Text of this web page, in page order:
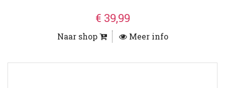
€ 39,99
Naar shop Meer info